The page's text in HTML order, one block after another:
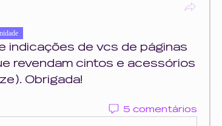
indicações de vcs de páginas
revendam cintos e acessórios
Obrigada!
5 comentários